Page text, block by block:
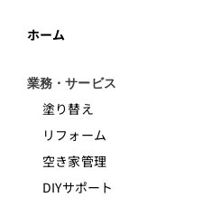
ホーム
業務・サービス
塗り替え
リフォーム
空き家管理
DIYサポート